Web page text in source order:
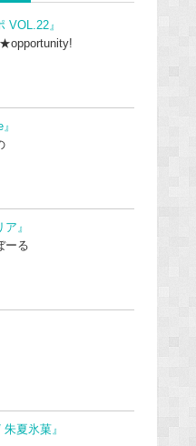
VOL.22』
ア』
ーる
朱夏氷菓』